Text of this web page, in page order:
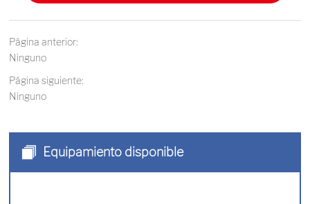
Página anterior:
Ninguno
Página siguiente:
Ninguno
Equipamiento disponible